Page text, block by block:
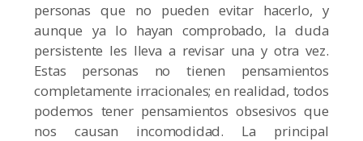
personas que no pueden evitar hacerlo, y
aunque ya lo hayan comprobado, la duda
persistente les lleva a revisar una y otra vez.
Estas personas no tienen pensamientos
completamente irracionales; en realidad, todos
podemos tener pensamientos obsesivos que
nos causan incomodidad. La principal